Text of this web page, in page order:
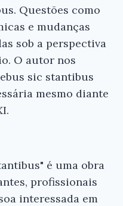
Questões como
e mudanças
sob a perspectiva
O autor nos
sic stantibus
mesmo diante
é uma obra
profissionais
interessada em